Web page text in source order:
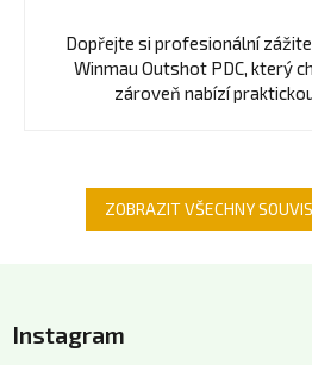
Dopřejte si profesionální
Winmau Outshot PDC, který
zároveň nabízí
ZOBRAZIT VŠECHNY
pInstagram